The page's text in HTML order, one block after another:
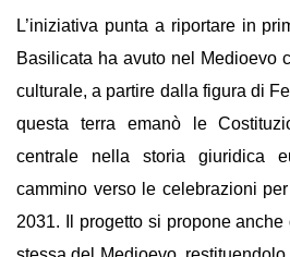
L’iniziativa punta a riportare in
Basilicata ha avuto nel Medioevo
culturale, a partire dalla figura di
questa terra emanò le
centrale nella storia giuridica
cammino verso le celebrazioni per
2031. Il progetto si propone anche